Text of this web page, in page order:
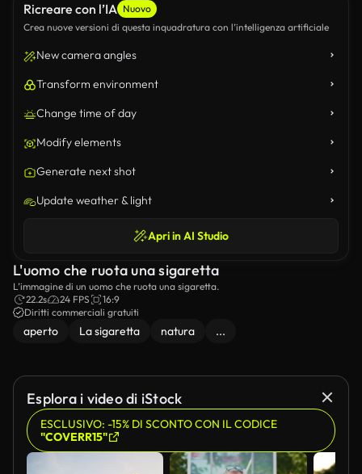
Ricreare con l’IA Nuovo
Crea nuove versioni di questa inquadratura con l’intelligenza artificiale
New camera angles
Transform environment
Change time of day
Modify elements
Generate next shot
Update weather & light
Apri in AI Studio
L'uomo che ruota una sigaretta
L’immagine di un uomo che ruota una sigaretta.
22.2s
24 FPS
16:9
Diritti commerciali gratuiti
aperto La sigaretta natura ...
Esplora i video di iStock
ESCLUSIVO: -15% DI SCONTO CON IL CODICE
"COVERR15"